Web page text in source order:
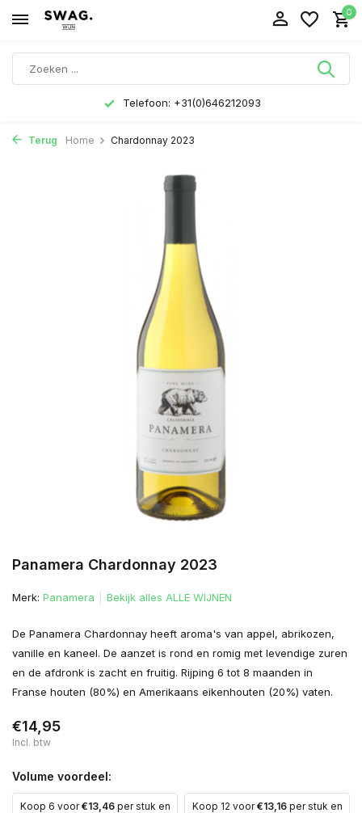
0
Telefoon: +31(0)646212093
Terug Home Chardonnay 2023
Panamera Chardonnay 2023
Merk: Panamera Bekijk alles ALLE WIJNEN
De Panamera Chardonnay heeft aroma's van appel, abrikozen,
vanille en kaneel. De aanzet is rond en romig met levendige zuren
en de afdronk is zacht en fruitig. Rijping 6 tot 8 maanden in
Franse houten (80%) en Amerikaans eikenhouten (20%) vaten.
€14,95
Incl. btw
Volume voordeel:
Koop 6 voor€13,46per stuk en
Koop 12 voor€13,16per stuk en